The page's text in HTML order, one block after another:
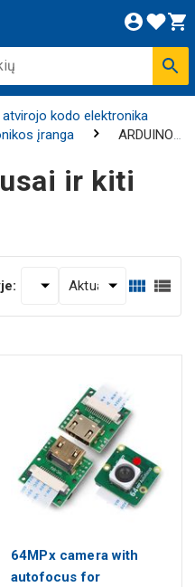
kodo elektronika
įranga
ARDUINO
ir kiti
64MPx camera with
autofocus for